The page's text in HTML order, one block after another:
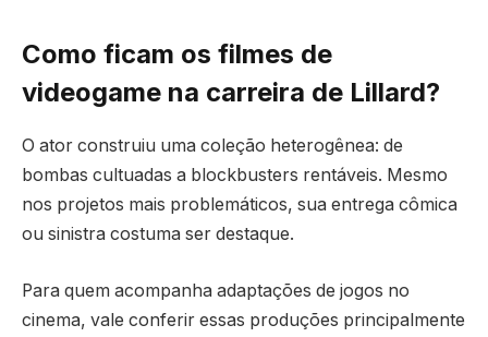
Como ficam os filmes de
videogame na carreira de Lillard?
O ator construiu uma coleção heterogênea: de
bombas cultuadas a blockbusters rentáveis. Mesmo
nos projetos mais problemáticos, sua entrega cômica
ou sinistra costuma ser destaque.
Para quem acompanha adaptações de jogos no
cinema, vale conferir essas produções principalmente